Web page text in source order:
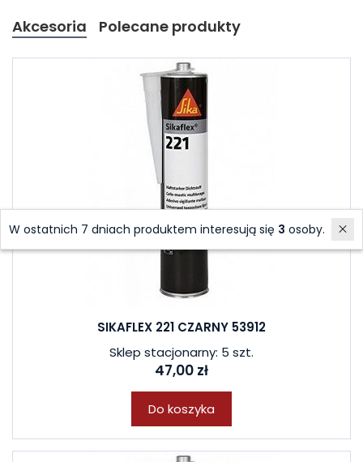
Akcesoria Polecane produkty
SIKAFLEX 221 CZARNY 53912
Sklep stacjonarny: 5 szt.
47,00 zł
Do koszyka
W ostatnich 7 dniach produktem interesują się 3 osoby.